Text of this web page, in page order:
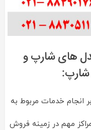
های شارپ و
شارپ:
انجام خدمات مربوط به
مهم در زمینه فروش